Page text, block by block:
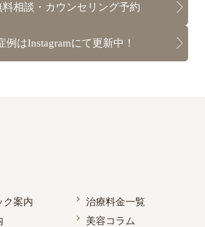
相談・カウンセリング予約
例はInstagramにて更新中！
ク案内
治療料金一覧
美容コラム